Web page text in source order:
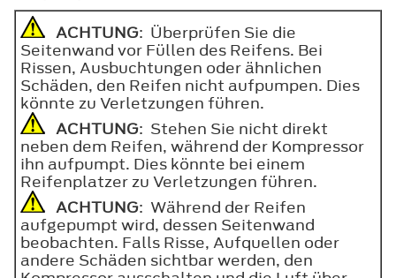
ACHTUNG: Überprüfen Sie die
Seitenwand vor Füllen des Reifens. Bei
Rissen, Ausbuchtungen oder ähnlichen
Schäden, den Reifen nicht aufpumpen. Dies
könnte zu Verletzungen führen.
ACHTUNG: Stehen Sie nicht direkt
neben dem Reifen, während der Kompressor
ihn aufpumpt. Dies könnte bei einem
Reifenplatzer zu Verletzungen führen.
ACHTUNG: Während der Reifen
aufgepumpt wird, dessen Seitenwand
beobachten. Falls Risse, Aufquellen oder
andere Schäden sichtbar werden, den